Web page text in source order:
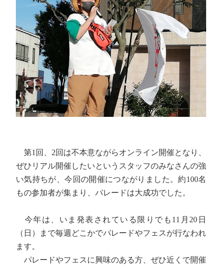
第1回、2回は不本意ながらオンライン開催となり、
ぜひリアル開催したいというスタッフのみなさんの強
い気持ちが、今回の開催につながりました。約100名
もの参加者が集まり、パレードは大成功でした。
今年は、いま発表されている限りでも11月20日
（日）まで毎週どこかでパレードやフェスが行なわれ
ます。
パレードやフェスに興味のある方、ぜひ近くで開催